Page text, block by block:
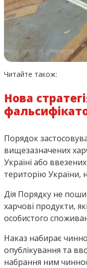
Читайте також:
Нова
Порядок
вищезазначених
Україні або
територію України,
Дія Порядку не
харчові продукти,
особистого
Наказ набирає
опублікування та
набрання ним